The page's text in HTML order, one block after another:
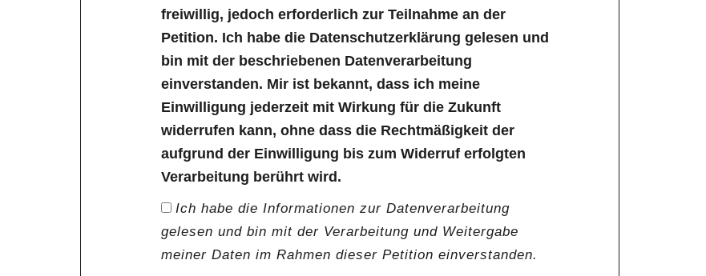
freiwillig, jedoch erforderlich zur Teilnahme an der
Petition. Ich habe die Datenschutzerklärung gelesen und
bin mit der beschriebenen Datenverarbeitung
einverstanden. Mir ist bekannt, dass ich meine
Einwilligung jederzeit mit Wirkung für die Zukunft
widerrufen kann, ohne dass die Rechtmäßigkeit der
aufgrund der Einwilligung bis zum Widerruf erfolgten
Verarbeitung berührt wird.
Ich habe die Informationen zur Datenverarbeitung
gelesen und bin mit der Verarbeitung und Weitergabe
meiner Daten im Rahmen dieser Petition einverstanden.